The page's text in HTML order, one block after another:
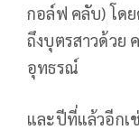
กอล์ฟ คลับ) โด
ถึงบุตรสาวด้วย
อุทธรณ์
และปีที่แล้วอีกเ